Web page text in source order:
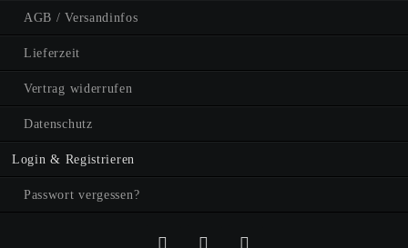
AGB / Versandinfos
Lieferzeit
Vertrag widerrufen
Datenschutz
Login & Registrieren
Passwort vergessen?